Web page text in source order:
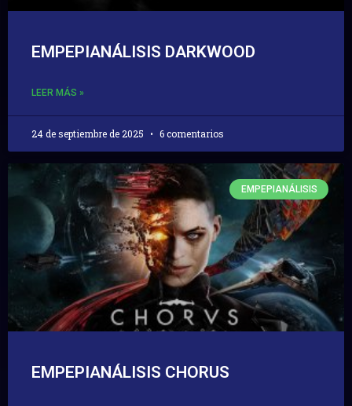
EMPEPIANÁLISIS DARKWOOD
LEER MÁS »
24 de septiembre de 2025 6 comentarios
EMPEPIANÁLISIS
EMPEPIANÁLISIS CHORUS